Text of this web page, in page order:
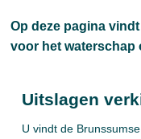
Op deze pagina
voor het waterschap
Uitslagen
U vindt de